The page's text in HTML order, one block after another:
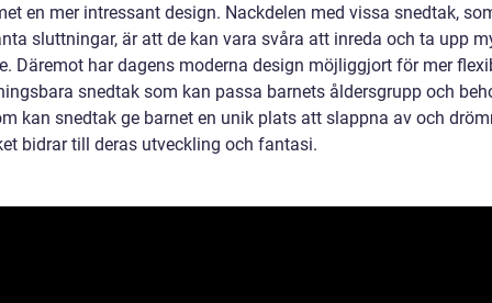
en mer intressant design. Nackdelen med vissa snedtak,
sluttningar, är att de kan vara svåra att inreda och ta upp
Däremot har dagens moderna design möjliggjort för mer
snedtak som kan passa barnets åldersgrupp och
kan snedtak ge barnet en unik plats att slappna av och
bidrar till deras utveckling och fantasi.